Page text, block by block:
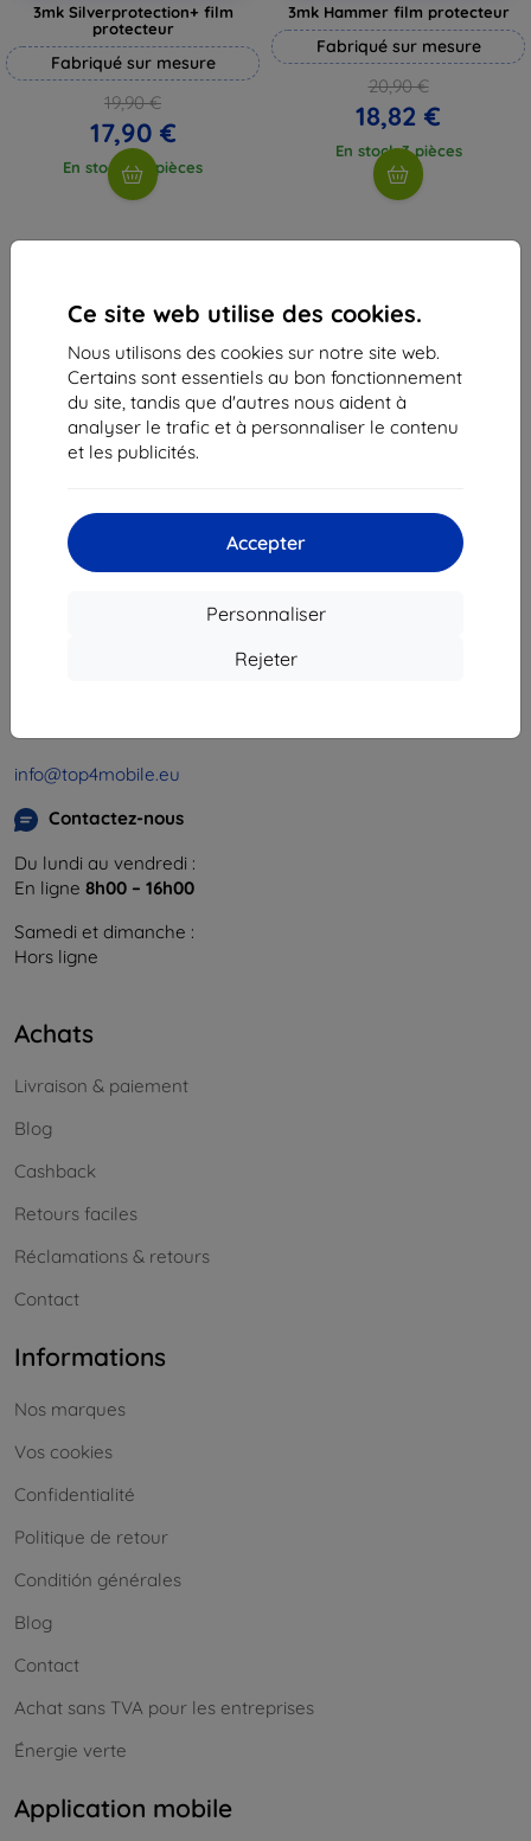
Ce site web utilise des cookies.
Nous utilisons des cookies sur notre site web.
Certains sont essentiels au bon fonctionnement
du site, tandis que d'autres nous aident à
analyser le trafic et à personnaliser le contenu
et les publicités.
Accepter
Personnaliser
Rejeter
3mk Silverprotection+ film
protecteur
Fabriqué sur mesure
19,90 €
17,90 €
En stock > 5 pièces
3mk Hammer film protecteur
Fabriqué sur mesure
20,90 €
18,82 €
En stock 3 pièces
Shield-Sk s.r.o.
Ulica Rudolfa Mocka 3750/2A
841 04 Bratislava
Numéro d’identification d’entreprise :
info@top4mobile.eu
Contactez-nous
Du lundi au vendredi :
En ligne 8h00 – 16h00
Samedi et dimanche :
Hors ligne
Achats
Livraison & paiement
Blog
Cashback
Retours faciles
Réclamations & retours
Contact
Informations
Nos marques
Vos cookies
Confidentialité
Politique de retour
Conditión générales
Blog
Contact
Achat sans TVA pour les entreprises
Énergie verte
Application mobile